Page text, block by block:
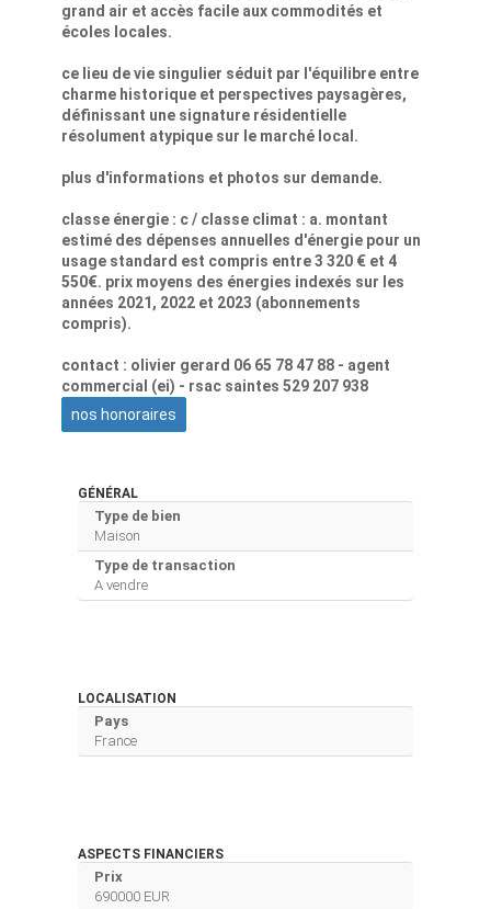
grand air et accès facile aux commodités et
écoles locales.
ce lieu de vie singulier séduit par l'équilibre entre
charme historique et perspectives paysagères,
définissant une signature résidentielle
résolument atypique sur le marché local.
plus d'informations et photos sur demande.
classe énergie : c / classe climat : a. montant
estimé des dépenses annuelles d'énergie pour un
usage standard est compris entre 3 320 € et 4
550€. prix moyens des énergies indexés sur les
années 2021, 2022 et 2023 (abonnements
compris).
contact : olivier gerard 06 65 78 47 88 - agent
commercial (ei) - rsac saintes 529 207 938
nos honoraires
GÉNÉRAL
Type de bien
Maison
Type de transaction
A vendre
LOCALISATION
Pays
France
ASPECTS FINANCIERS
Prix
690000 EUR